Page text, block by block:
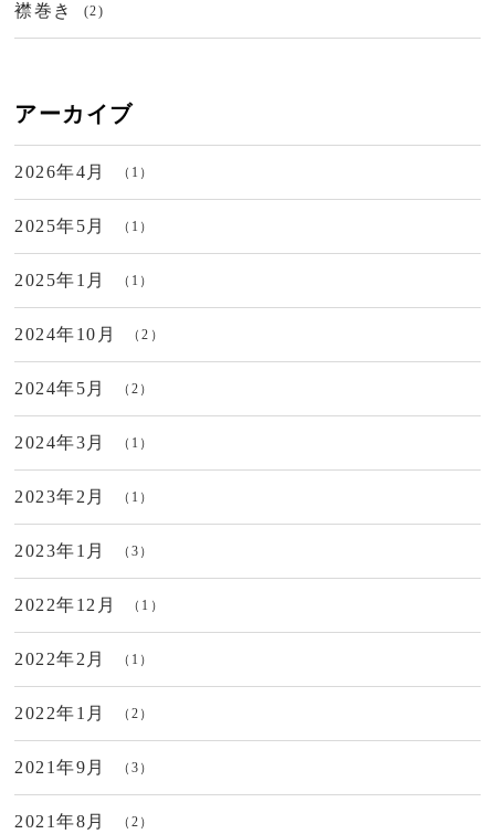
襟巻き (2)
アーカイブ
2026年4月 （1）
2025年5月 （1）
2025年1月 （1）
2024年10月 （2）
2024年5月 （2）
2024年3月 （1）
2023年2月 （1）
2023年1月 （3）
2022年12月 （1）
2022年2月 （1）
2022年1月 （2）
2021年9月 （3）
2021年8月 （2）